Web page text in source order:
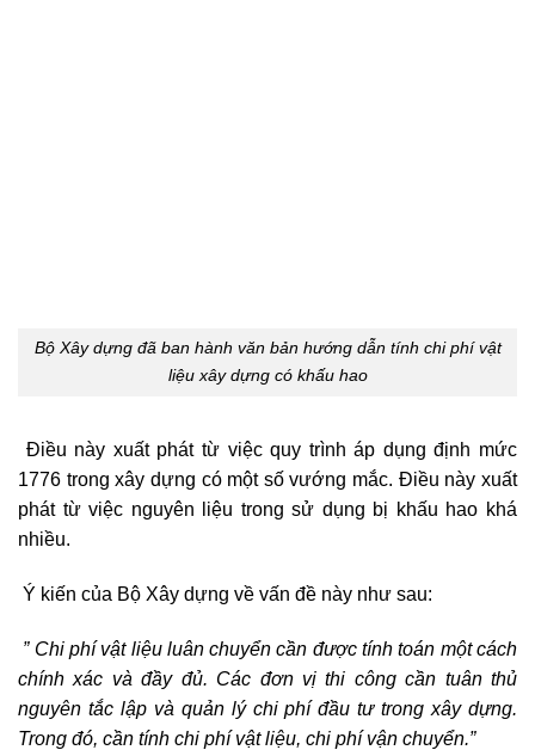
Bộ Xây dựng đã ban hành văn bản hướng dẫn tính chi phí vật
liệu xây dựng có khấu hao
Điều này xuất phát từ việc quy trình áp dụng định mức
1776 trong xây dựng có một số vướng mắc. Điều này xuất
phát từ việc nguyên liệu trong sử dụng bị khấu hao khá
nhiều.
Ý kiến của Bộ Xây dựng về vấn đề này như sau:
” Chi phí vật liệu luân chuyển cần được tính toán một cách
chính xác và đầy đủ. Các đơn vị thi công cần tuân thủ
nguyên tắc lập và quản lý chi phí đầu tư trong xây dựng.
Trong đó, cần tính chi phí vật liệu, chi phí vận chuyển.”